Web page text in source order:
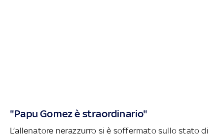
"Papu Gomez è straordinario"
L’allenatore nerazzurro si è soffermato sullo stato di